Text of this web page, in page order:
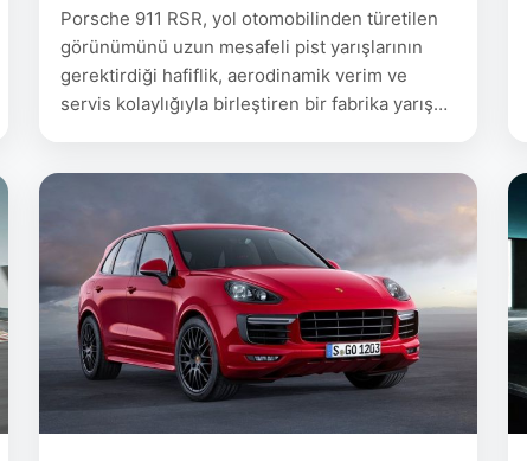
Porsche 911 RSR, yol otomobilinden türetilen
görünümünü uzun mesafeli pist yarışlarının
gerektirdiği hafiflik, aerodinamik verim ve
servis kolaylığıyla birleştiren bir fabrika yarış
RSR kuşağıdır. Modelin kimliği, daha sonra
tanıtılan motoru arka aksın önüne taşınmış
2017 nesliyle karıştırılmamalıdır. …